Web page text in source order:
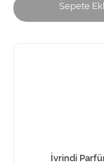
Sepete
İvrindi